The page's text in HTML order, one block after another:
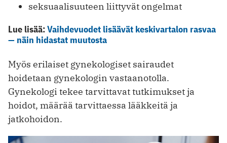
seksuaalisuuteen liittyvät ongelmat
Lue lisää:Vaihdevuodet lisäävät keskivartalon rasvaa
— näin hidastat muutosta
Myös erilaiset gynekologiset sairaudet
hoidetaan gynekologin vastaanotolla.
Gynekologi tekee tarvittavat tutkimukset ja
hoidot, määrää tarvittaessa lääkkeitä ja
jatkohoidon.